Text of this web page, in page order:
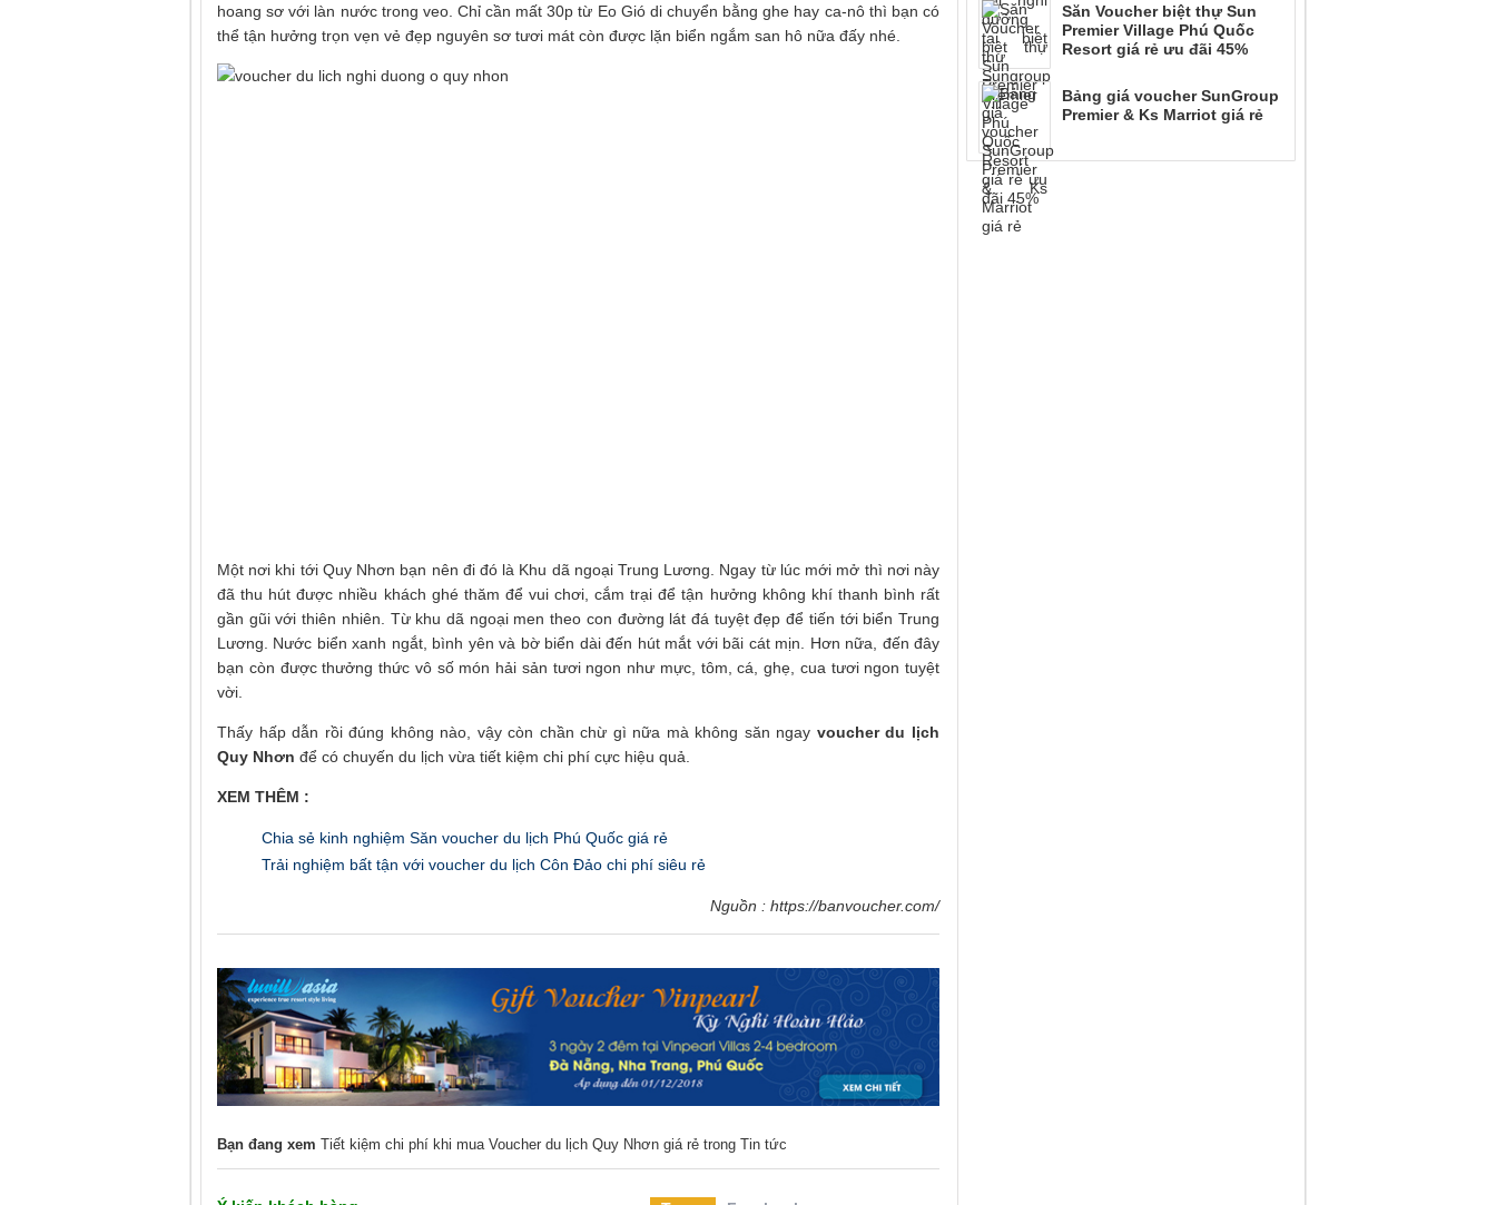
hoang sơ với làn nước trong veo. Chỉ cần mất 30p từ Eo Gió di chuyển bằng ghe hay ca-nô thì bạn có
thể tận hưởng trọn vẹn vẻ đẹp nguyên sơ tươi mát còn được lặn biển ngắm san hô nữa đấy nhé.
Một nơi khi tới Quy Nhơn bạn nên đi đó là Khu dã ngoại Trung Lương. Ngay từ lúc mới mở thì nơi này
đã thu hút được nhiều khách ghé thăm để vui chơi, cắm trại để tận hưởng không khí thanh bình rất
gần gũi với thiên nhiên. Từ khu dã ngoại men theo con đường lát đá tuyệt đẹp để tiến tới biển Trung
Lương. Nước biển xanh ngắt, bình yên và bờ biển dài đến hút mắt với bãi cát mịn. Hơn nữa, đến đây
bạn còn được thưởng thức vô số món hải sản tươi ngon như mực, tôm, cá, ghẹ, cua tươi ngon tuyệt
vời.
Thấy hấp dẫn rồi đúng không nào, vậy còn chần chừ gì nữa mà không săn ngay voucher du lịch
Quy Nhơn để có chuyến du lịch vừa tiết kiệm chi phí cực hiệu quả.
XEM THÊM :
Chia sẻ kinh nghiệm Săn voucher du lịch Phú Quốc giá rẻ
Trải nghiệm bất tận với voucher du lịch Côn Đảo chi phí siêu rẻ
Nguồn : https://banvoucher.com/
Bạn đang xem Tiết kiệm chi phí khi mua Voucher du lịch Quy Nhơn giá rẻ trong Tin tức
Săn Voucher biệt thự Sun
Premier Village Phú Quốc
Resort giá rẻ ưu đãi 45%
Bảng giá voucher SunGroup
Premier & Ks Marriot giá rẻ